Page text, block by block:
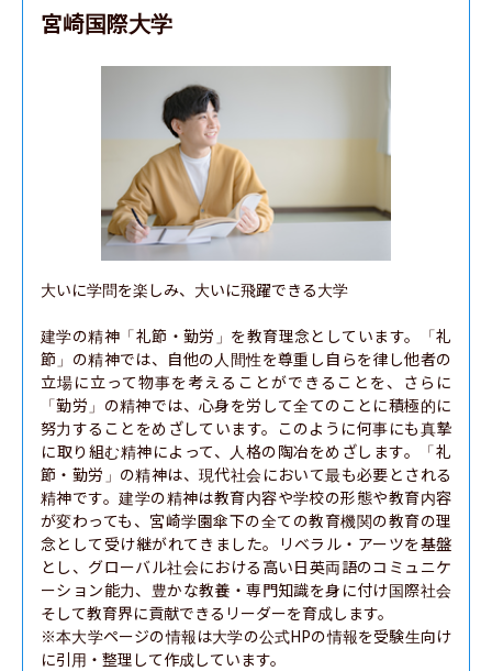
宮崎国際大学
大いに学問を楽しみ、大いに飛躍できる大学
建学の精神「礼節・勤労」を教育理念としています。「礼
節」の精神では、自他の人間性を尊重し自らを律し他者の
立場に立って物事を考えることができることを、さらに
「勤労」の精神では、心身を労して全てのことに積極的に
努力することをめざしています。このように何事にも真摯
に取り組む精神によって、人格の陶冶をめざします。「礼
節・勤労」の精神は、現代社会において最も必要とされる
精神です。建学の精神は教育内容や学校の形態や教育内容
が変わっても、宮崎学園傘下の全ての教育機関の教育の理
念として受け継がれてきました。リベラル・アーツを基盤
とし、グローバル社会における高い日英両語のコミュニケ
ーション能力、豊かな教養・専門知識を身に付け国際社会
そして教育界に貢献できるリーダーを育成します。
※本大学ページの情報は大学の公式HPの情報を受験生向け
に引用・整理して作成しています。